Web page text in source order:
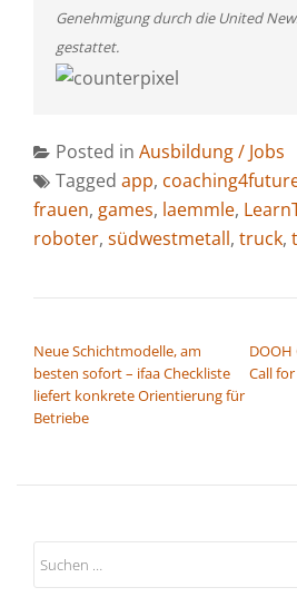
Genehmigung durch die United
gestattet.
Posted in Ausbildung / Jobs
Tagged app,
frauen, games, laemmle,
roboter, südwestmetall, truck,
Neue Schichtmodelle, am
besten sofort – ifaa Checkliste
liefert konkrete Orientierung für
Betriebe
DOOH
Call